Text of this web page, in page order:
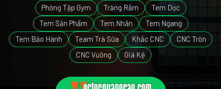
Phòng Tập Gym Trăng Rằm
Tem Dọc
Tem Sản Phẩm
Tem Nhãn
Tem Ngang
Tem Bảo Hành
Team Trà Sữa Khắc CNC
CNC Tròn
CNC Vuông
Giá Kệ